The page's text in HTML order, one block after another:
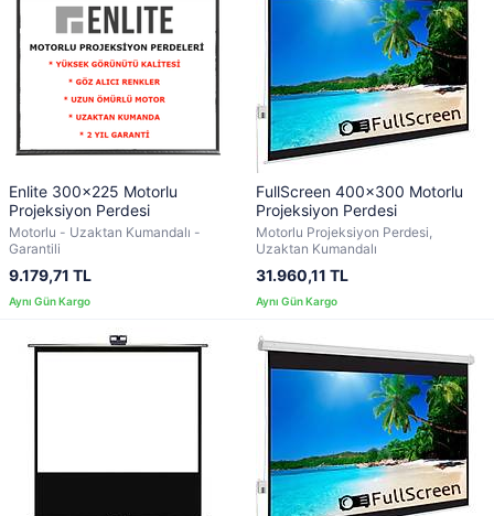
Enlite 300x225 Motorlu
Projeksiyon Perdesi
Motorlu - Uzaktan Kumandalı -
Garantili
9.179,71 TL
FullScreen 400x300 Motorlu
Projeksiyon Perdesi
Motorlu Projeksiyon Perdesi,
Uzaktan Kumandalı
31.960,11 TL